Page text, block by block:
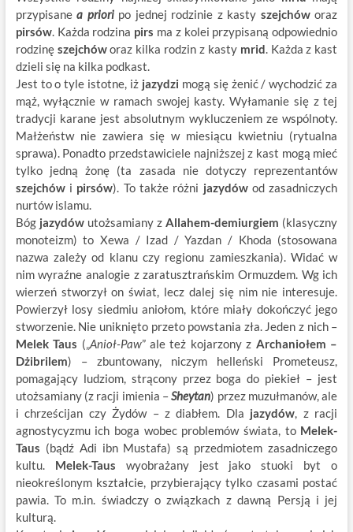
przypisanea prioripo jednej rodzinie z kasty szejchóworaz
pirsów. Każda rodzina pirs ma z kolei przypisaną odpowiednio
rodzinę szejchóworaz kilka rodzin z kasty mrid. Każda z kast
dzieli się na kilka podkast.
Jest to o tyle istotne, iż jazydzi mogą się żenić / wychodzić za
mąż, wyłącznie w ramach swojej kasty. Wyłamanie się z tej
tradycji karane jest absolutnym wykluczeniem ze wspólnoty.
Małżeństw nie zawiera się w miesiącu kwietniu (rytualna
sprawa). Ponadto przedstawiciele najniższej z kast mogą mieć
tylko jedną żonę (ta zasada nie dotyczy reprezentantów
szejchówi pirsów). To także różni jazydówod zasadniczych
nurtów islamu.
Bóg jazydówutożsamiany zAllahem-demiurgiem (klasyczny
monoteizm) to Xewa / Izad / Yazdan / Khoda (stosowana
nazwa zależy od klanu czy regionu zamieszkania). Widać w
nim wyraźne analogie z zaratusztrańskim Ormuzdem. Wg ich
wierzeń stworzył on świat, lecz dalej się nim nie interesuje.
Powierzył losy siedmiu aniołom, które miały dokończyć jego
stworzenie. Nie uniknięto przeto powstania zła. Jeden z nich –
Melek Taus („Anioł-Paw” ale też kojarzony z Archaniołem –
Dżibrilem) – zbuntowany, niczym helleński Prometeusz,
pomagający ludziom, strącony przez boga do piekieł – jest
utożsamiany (z racji imienia –Sheytan) przez muzułmanów, ale
i chrześcijan czy Żydów – z diabłem. Dla jazydów, z racji
agnostycyzmu ich boga wobec problemów świata, to Melek-
Taus (bądź Adi ibn Mustafa) są przedmiotem zasadniczego
kultu. Melek-Taus wyobrażany jest jako stuoki byt o
nieokreślonym kształcie, przybierający tylko czasami postać
pawia. To m.in. świadczy o związkach z dawną Persją i jej
kulturą.